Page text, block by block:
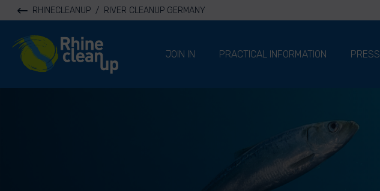
RHINECLEANUP / RIVER CLEANUP GERMANY
River Cleanup
JOIN IN
PRACTICAL INFORMATION PRESS